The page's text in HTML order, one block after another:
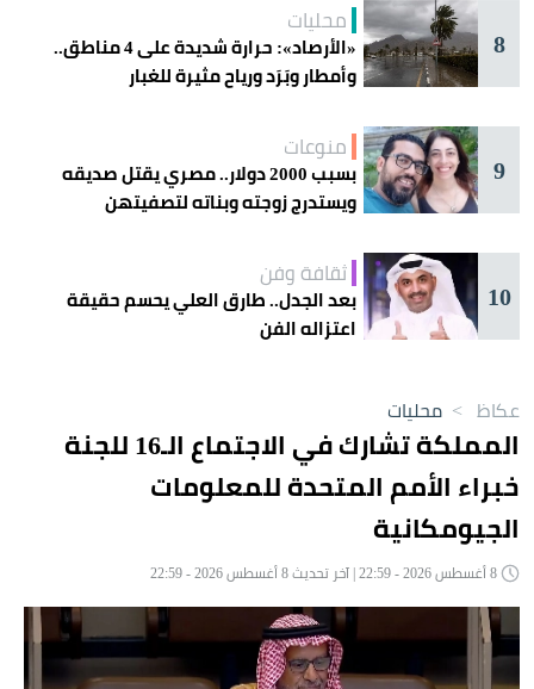
8
محليات
«الأرصاد»: حرارة شديدة على 4 مناطق..
وأمطار وبَرَد ورياح مثيرة للغبار
9
منوعات
بسبب 2000 دولار.. مصري يقتل صديقه
ويستدرج زوجته وبناته لتصفيتهن
10
ثقافة وفن
بعد الجدل.. طارق العلي يحسم حقيقة
اعتزاله الفن
عكاظ > محليات
المملكة تشارك في الاجتماع الـ16 للجنة
خبراء الأمم المتحدة للمعلومات
الجيومكانية